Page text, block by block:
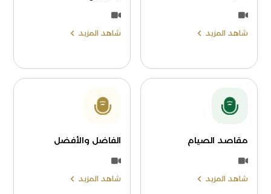
شاهد المزيد شاهد المزيد
مقاصد الصيام
شاهد المزيد
الفاضل والأفضل
شاهد المزيد